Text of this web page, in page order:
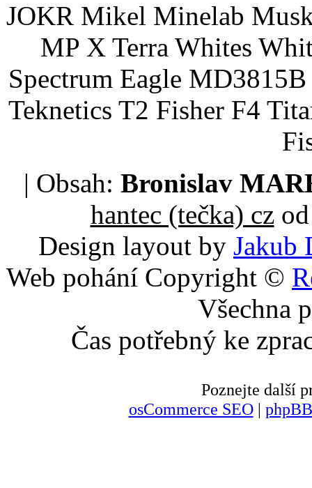
JOKR Mikel Minelab
MP X Terra Whites
Spectrum Eagle
Teknetics T2 Fisher F4
| Obsah: Bronislav
hantec (tečka) czod
Design layout by Jakub
Web pohání Copyright ©
Všechna
Čas potřebný ke
Poznejte další
osCommerce SEO|